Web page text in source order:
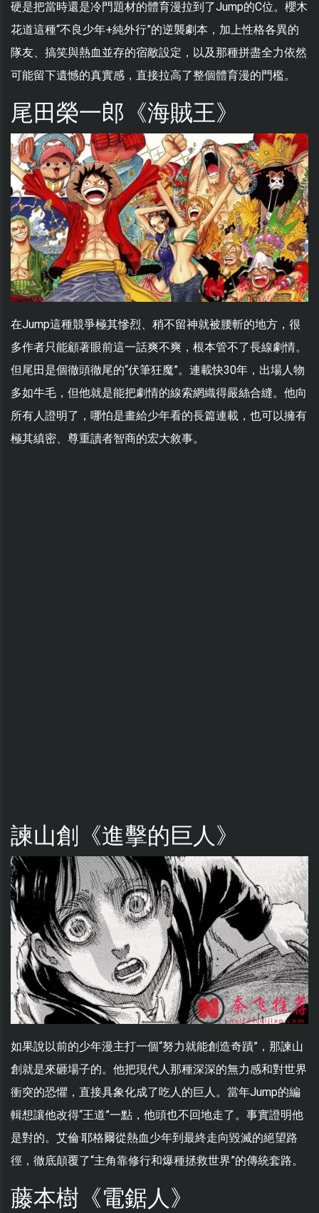
硬是把當時還是冷門題材的體育漫拉到了Jump的C位。櫻木
花道這種“不良少年+純外行”的逆襲劇本，加上性格各異的
隊友、搞笑與熱血並存的宿敵設定，以及那種拼盡全力依然
可能留下遺憾的真實感，直接拉高了整個體育漫的門檻。
尾田榮一郎《海賊王》
在Jump這種競爭極其慘烈、稍不留神就被腰斬的地方，很
多作者只能顧著眼前這一話爽不爽，根本管不了長線劇情。
但尾田是個徹頭徹尾的“伏筆狂魔”。連載快30年，出場人物
多如牛毛，但他就是能把劇情的線索網織得嚴絲合縫。他向
所有人證明了，哪怕是畫給少年看的長篇連載，也可以擁有
極其縝密、尊重讀者智商的宏大敘事。
諫山創《進擊的巨人》
如果說以前的少年漫主打一個“努力就能創造奇蹟”，那諫山
創就是來砸場子的。他把現代人那種深深的無力感和對世界
衝突的恐懼，直接具象化成了吃人的巨人。當年Jump的編
輯想讓他改得“王道”一點，他頭也不回地走了。事實證明他
是對的。艾倫·耶格爾從熱血少年到最終走向毀滅的絕望路
徑，徹底顛覆了“主角靠修行和爆種拯救世界”的傳統套路。
藤本樹《電鋸人》